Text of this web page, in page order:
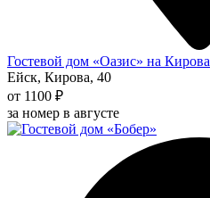
Гостевой дом «Оазис» на Кирова
Ейск, Кирова, 40
от 1100 ₽
за номер в августе